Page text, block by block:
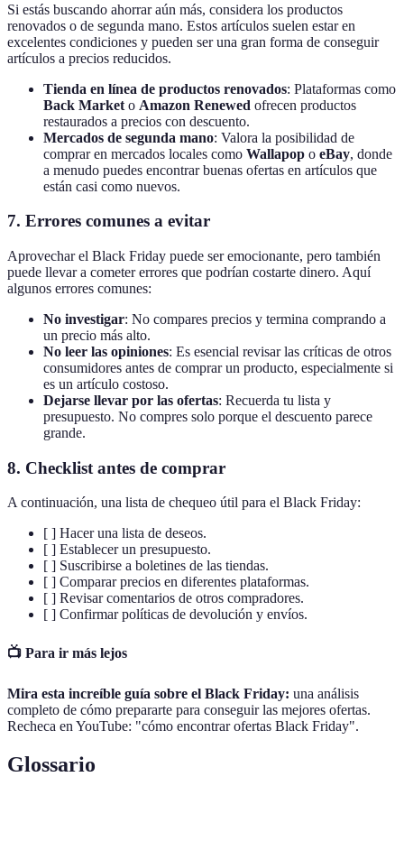
Si estás buscando ahorrar aún más, considera los productos
renovados o de segunda mano. Estos artículos suelen estar en
excelentes condiciones y pueden ser una gran forma de conseguir
artículos a precios reducidos.
Tienda en línea de productos renovados: Plataformas como
Back Market o Amazon Renewed ofrecen productos
restaurados a precios con descuento.
Mercados de segunda mano: Valora la posibilidad de
comprar en mercados locales como Wallapop o eBay, donde
a menudo puedes encontrar buenas ofertas en artículos que
están casi como nuevos.
7. Errores comunes a evitar
Aprovechar el Black Friday puede ser emocionante, pero también
puede llevar a cometer errores que podrían costarte dinero. Aquí
algunos errores comunes:
No investigar: No compares precios y termina comprando a
un precio más alto.
No leer las opiniones: Es esencial revisar las críticas de otros
consumidores antes de comprar un producto, especialmente si
es un artículo costoso.
Dejarse llevar por las ofertas: Recuerda tu lista y
presupuesto. No compres solo porque el descuento parece
grande.
8. Checklist antes de comprar
A continuación, una lista de chequeo útil para el Black Friday:
[ ] Hacer una lista de deseos.
[ ] Establecer un presupuesto.
[ ] Suscribirse a boletines de las tiendas.
[ ] Comparar precios en diferentes plataformas.
[ ] Revisar comentarios de otros compradores.
[ ] Confirmar políticas de devolución y envíos.
📺 Para ir más lejos
Mira esta increíble guía sobre el Black Friday: una análisis
completo de cómo prepararte para conseguir las mejores ofertas.
Recheca en YouTube: "cómo encontrar ofertas Black Friday".
Glossario